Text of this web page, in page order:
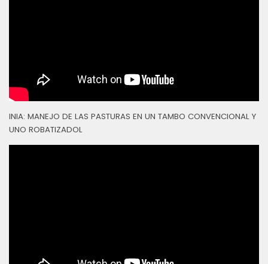
INIA: MANEJO DE LAS PASTURAS EN UN TAMBO CONVENCIONAL Y
UNO ROBATIZADOL